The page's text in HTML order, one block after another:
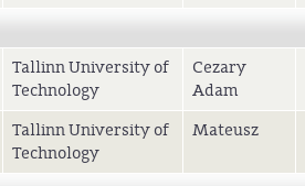
Tallinn University of
Technology
Cezary
Adam
Tallinn University of
Technology
Mateusz